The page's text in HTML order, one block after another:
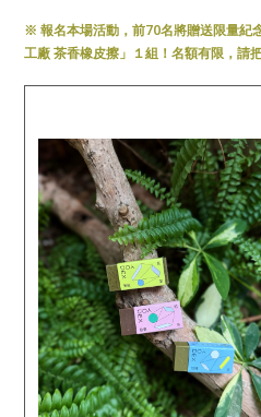
※ 報名本場活動，前70名將贈送限量紀
工廠 茶香橡皮擦」１組！名額有限，請